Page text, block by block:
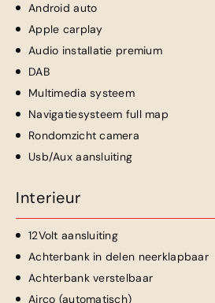
Android auto
Apple carplay
Audio installatie premium
DAB
Multimedia systeem
Navigatiesysteem full map
Rondomzicht camera
Usb/Aux aansluiting
Interieur
12Volt aansluiting
Achterbank in delen neerklapbaar
Achterbank verstelbaar
Airco (automatisch)